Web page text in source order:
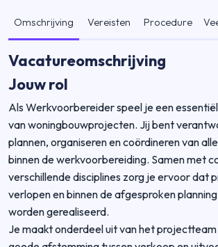
Omschrijving Vereisten Procedure
Vacatureomschrijving
Jouw rol
Als Werkvoorbereider speel je een
van woningbouwprojecten. Jij bent
plannen, organiseren en coördineren van
binnen de werkvoorbereiding. Samen met
verschillende disciplines zorg je ervoor dat
verlopen en binnen de afgesproken
worden gerealiseerd.
Je maakt onderdeel uit van het